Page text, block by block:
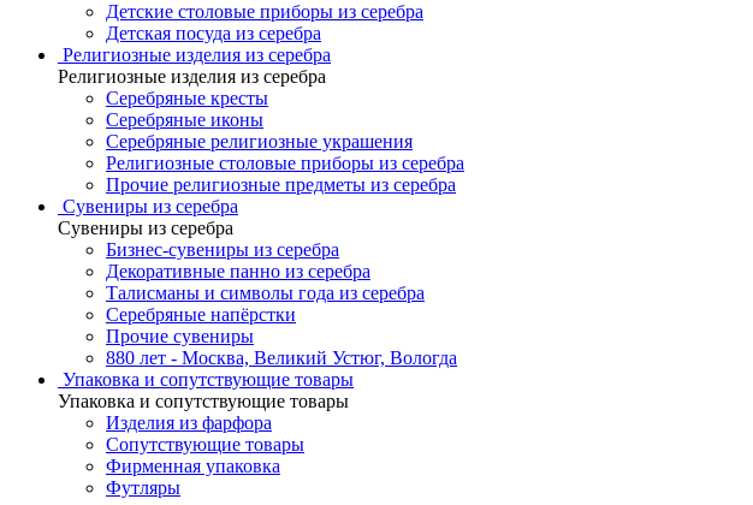
Детские столовые приборы из серебра
Детская посуда из серебра
Религиозные изделия из серебра
Религиозные изделия из серебра
Серебряные кресты
Серебряные иконы
Серебряные религиозные украшения
Религиозные столовые приборы из серебра
Прочие религиозные предметы из серебра
Сувениры из серебра
Сувениры из серебра
Бизнес-сувениры из серебра
Декоративные панно из серебра
Талисманы и символы года из серебра
Серебряные напёрстки
Прочие сувениры
880 лет - Москва, Великий Устюг, Вологда
Упаковка и сопутствующие товары
Упаковка и сопутствующие товары
Изделия из фарфора
Сопутствующие товары
Фирменная упаковка
Футляры